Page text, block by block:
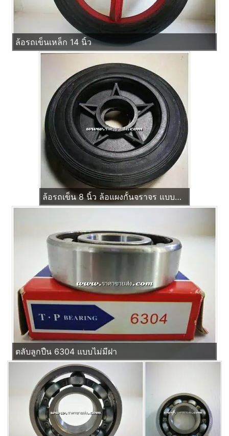
ล้อรถเข็นเหล็ก 14 นิ้ว
ล้อรถเข็น 8 นิ้ว ล้อแผงกั้นจราจร แบบบ่าใส่ ตลับลูกปืน
ตลับลูกปืน 6304 แบบไม่มีฝา